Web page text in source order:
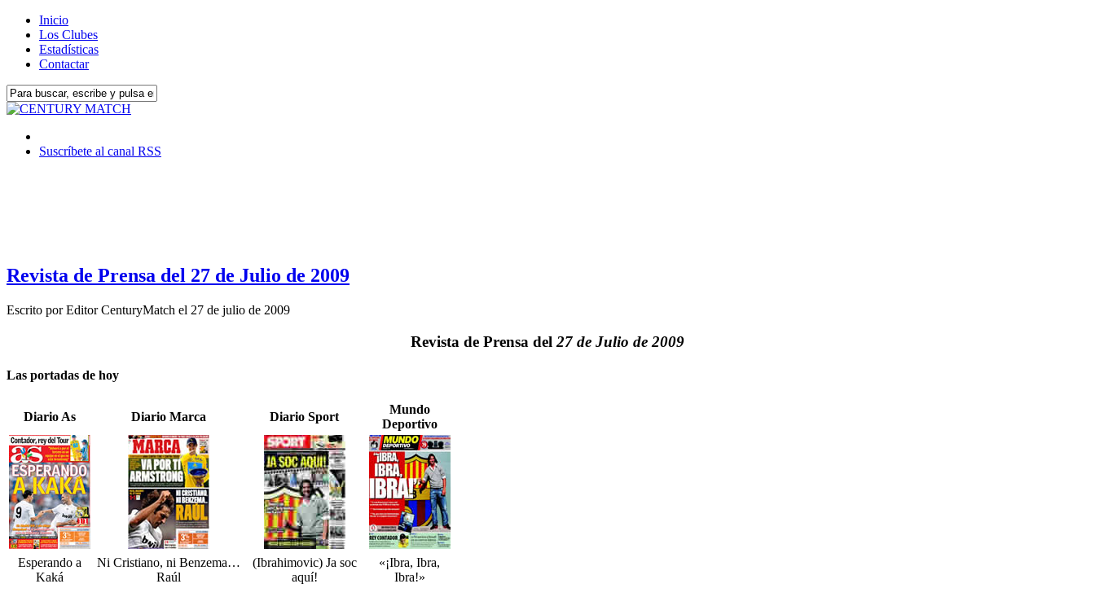
Inicio
Los Clubes
Estadísticas
Contactar
Suscríbete al canal RSS
Revista de Prensa del 27 de Julio de 2009
Escrito porEditor CenturyMatch el 27 de julio de 2009
Revista de Prensa del 27 de Julio de 2009
Las portadas de hoy
Diario As Diario Marca Diario Sport
Mundo
Deportivo
Esperando a
Kaká
Ni Cristiano, ni Benzema…
Raúl
(Ibrahimovic) Ja soc
aquí!
«¡Ibra, Ibra,
Ibra!»